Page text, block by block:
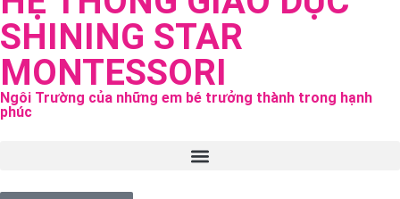
SHINING STAR
MONTESSORI
Ngôi Trường của những em bé trưởng thành trong hạnh
phúc